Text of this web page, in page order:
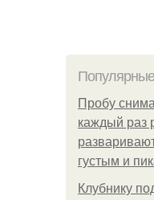
Пробу
каждый раз
густым и
Клубнику